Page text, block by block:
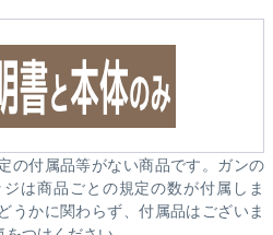
の付属品等がない商品です。ガンの
は商品ごとの規定の数が付属しま
うかに関わらず、付属品はございま